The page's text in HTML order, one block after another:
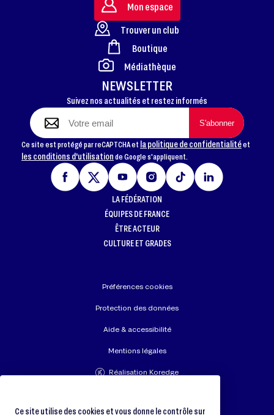
FOOTER
NEWSLETTER
Suivez nos actualités et restez informés
Ce site est protégé par reCAPTCHA et la politique de confidentialitéet
les conditions d'utilisationde Google s'appliquent.
Mon espace
Trouver un club
Boutique
Médiathèque
LA FÉDÉRATION
ÉQUIPES DE FRANCE
ÊTRE ACTEUR
CULTURE ET GRADES
Préférences cookies
Protection des données
Aide & accessibilité
Mentions légales
Réalisation Koredge
Ce site utilise des cookies et vous donne le contrôle sur